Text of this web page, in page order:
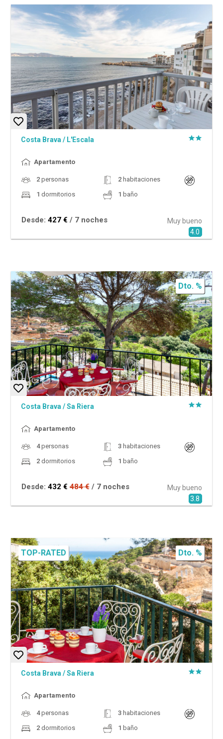
Costa Brava / L'Escala
Apartamento
2personas 2habitaciones
1 dormitorios 1 baño
Desde: 427 € / 7 noches
Muy bueno
4.0
Dto. %
Costa Brava /Sa Riera
Apartamento
4personas 3habitaciones
2dormitorios 1 baño
Desde: 432 € 484 € / 7 noches
Muy bueno
3.8
Dto. %
TOP-RATED
Costa Brava /Sa Riera
Apartamento
4personas 3habitaciones
2dormitorios 1 baño